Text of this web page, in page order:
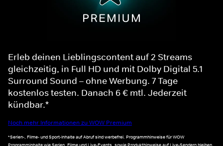
Erleb deinen Lieblingscontent auf 2 Streams
gleichzeitig, in Full HD und mit Dolby Digital 5.1
Surround Sound – ohne Werbung. 7 Tage
kostenlos testen. Danach 6 € mtl. Jederzeit
kündbar.*
Noch mehr Informationen zu WOW Premium
*Serien-, Filme- und Sport-Inhalte auf Abruf sind werbefrei. Programmhinweise für WOW